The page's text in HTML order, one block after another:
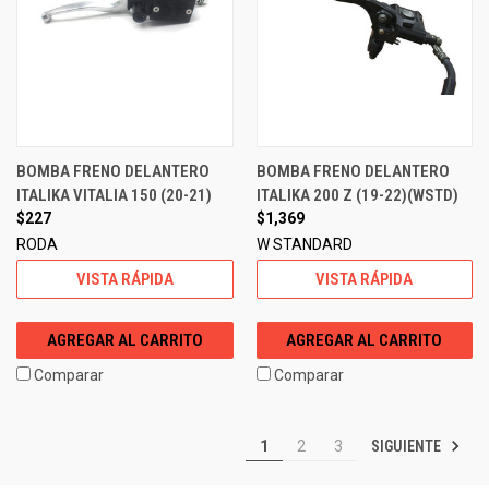
BOMBA FRENO DELANTERO
ITALIKA VITALIA 150 (20-21)
$227
RODA
VISTA RÁPIDA
AGREGAR AL CARRITO
Comparar
BOMBA FRENO DELANTERO
ITALIKA 200 Z (19-22)(WSTD)
$1,369
W STANDARD
VISTA RÁPIDA
AGREGAR AL CARRITO
Comparar
1 2 3 SIGUIENTE